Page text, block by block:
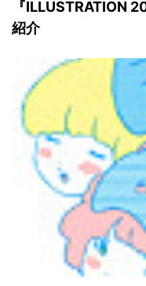
『ILLUSTRATION
紹介